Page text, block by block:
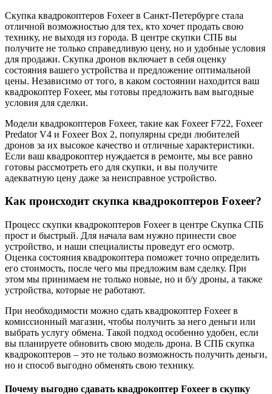
Скупка квадрокоптеров Foxeer в Санкт-Петербурге стала
отличной возможностью для тех, кто хочет продать свою
технику, не выходя из города. В центре скупки СПБ вы
получите не только справедливую цену, но и удобные условия
для продажи. Скупка дронов включает в себя оценку
состояния вашего устройства и предложение оптимальной
цены. Независимо от того, в каком состоянии находится ваш
квадрокоптер Foxeer, мы готовы предложить вам выгодные
условия для сделки.
Модели квадрокоптеров Foxeer, такие как Foxeer F722, Foxeer
Predator V4 и Foxeer Box 2, популярны среди любителей
дронов за их высокое качество и отличные характеристики.
Если ваш квадрокоптер нуждается в ремонте, мы все равно
готовы рассмотреть его для скупки, и вы получите
адекватную цену даже за неисправное устройство.
Как происходит скупка квадрокоптеров Foxeer?
Процесс скупки квадрокоптеров Foxeer в центре Скупка СПБ
прост и быстрый. Для начала вам нужно принести свое
устройство, и наши специалисты проведут его осмотр.
Оценка состояния квадрокоптера поможет точно определить
его стоимость, после чего мы предложим вам сделку. При
этом мы принимаем не только новые, но и б/у дроны, а также
устройства, которые не работают.
При необходимости можно сдать квадрокоптер Foxeer в
комиссионный магазин, чтобы получить за него деньги или
выбрать услугу обмена. Такой подход особенно удобен, если
вы планируете обновить свою модель дрона. В СПБ скупка
квадрокоптеров – это не только возможность получить деньги,
но и способ выгодно обменять свою технику.
Почему выгодно сдавать квадрокоптер Foxeer в скупку